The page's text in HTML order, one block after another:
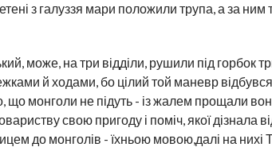
з галуззя мари положили трупа, а за ним
може, на три відділи, рушили під
й ходами, бо цілий той маневр
що монголи не підуть - із жалем прощали
свою пригоду і поміч, якої
до монголів - їхньою мовою,далі на нихі